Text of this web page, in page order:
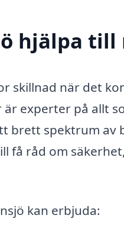
hjälpa till
skillnad när det
experter på allt
brett spektrum av
få råd om
kan erbjuda: